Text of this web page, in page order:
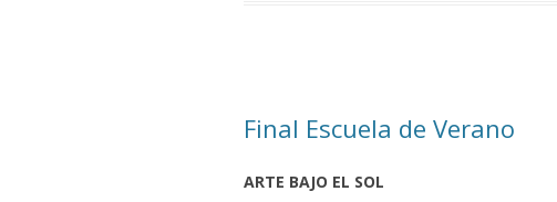
Final Escuela de Verano
ARTE BAJO EL SOL